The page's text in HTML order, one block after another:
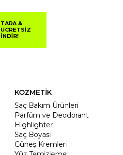
TARA &
ÜCRETSİZ
İNDİR!
KOZMETİK
Saç Bakım Ürünleri
Parfüm ve Deodorant
Highlighter
Saç Boyası
Güneş Kremleri